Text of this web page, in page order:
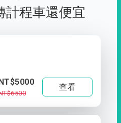
計程車還便宜
查看